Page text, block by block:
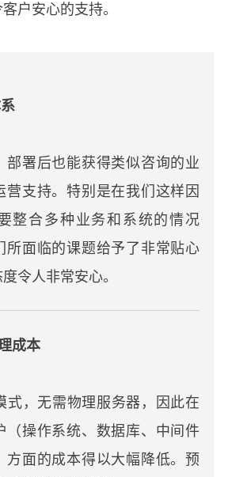
户安心的支持。
部署后也能获得类似咨询的业
营支持。特别是在我们这样因
整合多种业务和系统的情况
所面临的课题给予了非常贴心
令人非常安心。
成本
式，无需物理服务器，因此在
（操作系统、数据库、中间件
方面的成本得以大幅降低。预